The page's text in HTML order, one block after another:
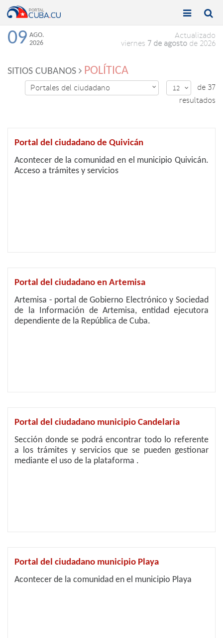
Toggle

Toggle

09 AGO.
2026
Actualizado
viernes 7 de agosto de 2026
SITIOS CUBANOS POLÍTICA
Portales del ciudadano  12 
de 37
resultados
Portal del ciudadano de Quivicán
Acontecer de la comunidad en el municipio Quivicán.
Acceso a trámites y servicios
Portal del ciudadano en Artemisa
Artemisa - portal de Gobierno Electrónico y Sociedad
de la Información de Artemisa, entidad ejecutora
dependiente de la República de Cuba.
Portal del ciudadano municipio Candelaria
Sección donde se podrá encontrar todo lo referente
a los trámites y servicios que se pueden gestionar
mediante el uso de la plataforma .
Portal del ciudadano municipio Playa
Acontecer de la comunidad en el municipio Playa